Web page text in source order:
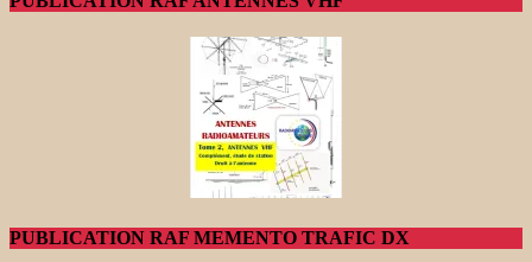
PUBLICATION RAF MEMENTO TRAFIC DX